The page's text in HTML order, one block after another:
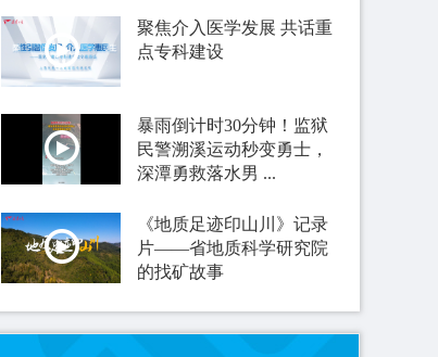
聚焦介入医学发展 共话重
点专科建设
暴雨倒计时30分钟！监狱
民警溯溪运动秒变勇士，
深潭勇救落水男 ...
《地质足迹印山川》记录
片——省地质科学研究院
的找矿故事